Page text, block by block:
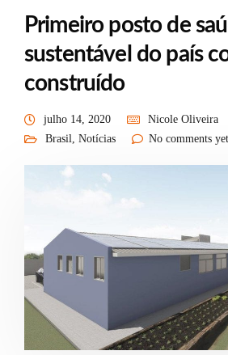
Primeiro posto de
sustentável do país
construído
julho 14, 2020
Nicole Oliveira
Brasil Notícias No comments yet